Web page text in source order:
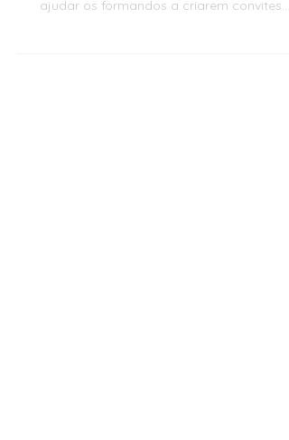
As sugestões de textos para convite de